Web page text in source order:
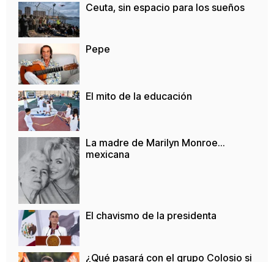
Ceuta, sin espacio para los sueños
Pepe
El mito de la educación
La madre de Marilyn Monroe…
mexicana
El chavismo de la presidenta
¿Qué pasará con el grupo Colosio si